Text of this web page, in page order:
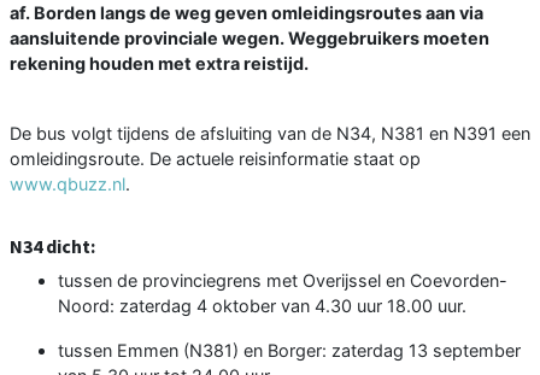
af. Borden langs de weg geven omleidingsroutes aan via
aansluitende provinciale wegen. Weggebruikers moeten
rekening houden met extra reistijd.
De bus volgt tijdens de afsluiting van de N34, N381 en N391 een
omleidingsroute. De actuele reisinformatie staat op
www.qbuzz.nl.
N34 dicht:
tussen de provinciegrens met Overijssel en Coevorden-
Noord: zaterdag 4 oktober van 4.30 uur 18.00 uur.
tussen Emmen (N381) en Borger: zaterdag 13 september